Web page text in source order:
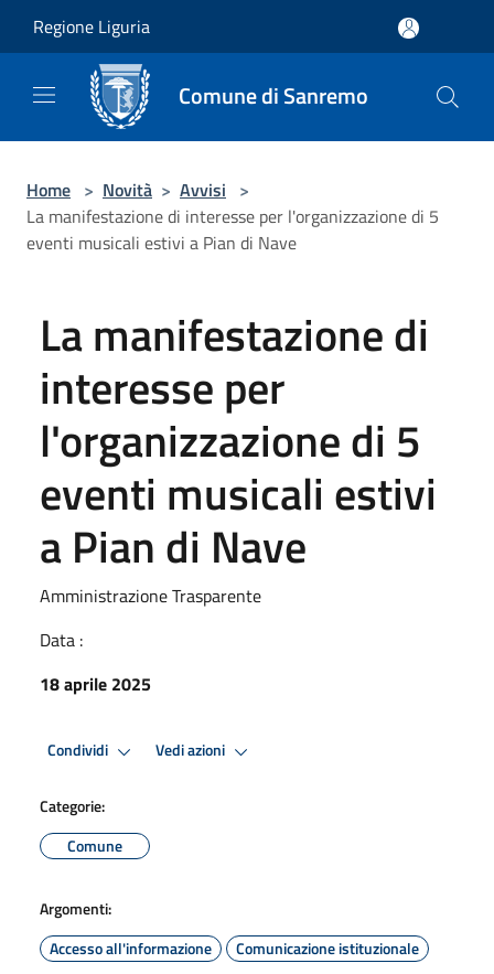
Regione Liguria
Comune di Sanremo
Home > Novità > Avvisi >
La manifestazione di interesse per l'organizzazione di 5
eventi musicali estivi a Pian di Nave
La manifestazione di
interesse per
l'organizzazione di 5
eventi musicali estivi
a Pian di Nave
Amministrazione Trasparente
Data :
18 aprile 2025
Condividi Vedi azioni
Categorie:
Comune
Argomenti:
Accesso all'informazione
Comunicazione istituzionale